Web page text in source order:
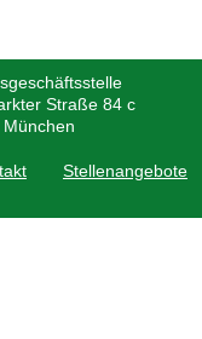
Straße 84 c
München
Stellenangebote